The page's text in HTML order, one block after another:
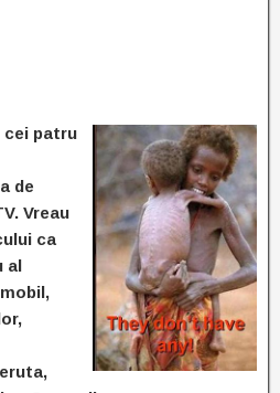
cei patru
de
Vreau
ca
al